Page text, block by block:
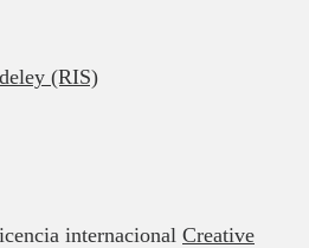
(RIS)
internacional Creative